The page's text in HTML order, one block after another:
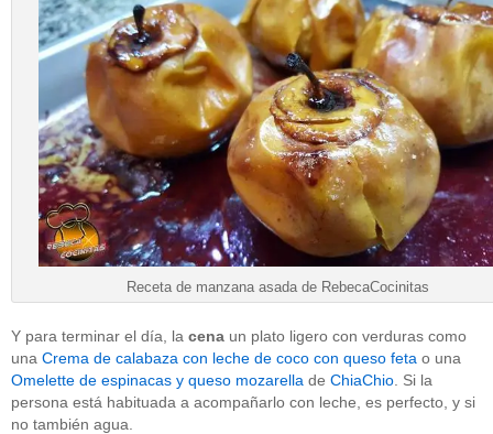
Receta de manzana asada de RebecaCocinitas
Y para terminar el día, la cena un plato ligero con verduras como
una Crema de calabaza con leche de coco con queso feta o una
Omelette de espinacas y queso mozarella de ChiaChio . Si la
persona está habituada a acompañarlo con leche, es perfecto, y si
no también agua.